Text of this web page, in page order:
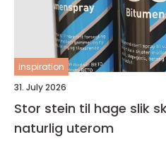
inspiration
31. July 2026
Stor stein til hage slik skaper du et robust og
naturlig uterom